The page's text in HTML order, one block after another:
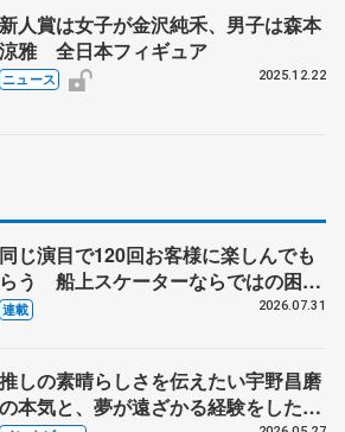
新人賞は女子が金沢純禾、男子は森本
涼雅 全日本フィギュア
ニュース 2025.12.22
同じ演目で120回お客様に楽しんでも
らう 船上スケーターならではの困難
とは 影響あったPIW前キャプテン松
連載 2026.07.31
推しの素晴らしさを伝えたい宇野昌磨
の本気と、夢が遠ざかる経験をした本